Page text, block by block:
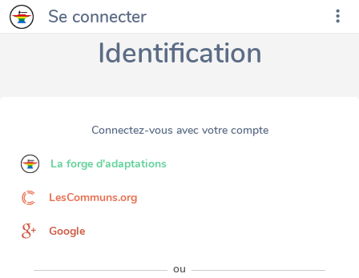
Se connecter
Identification
Connectez-vous avec votre compte
La forge d'adaptations
LesCommuns.org
Google
ou